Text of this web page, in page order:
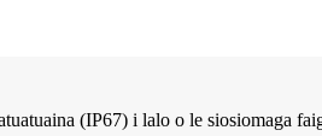
(IP67) i lalo o le siosiomaga